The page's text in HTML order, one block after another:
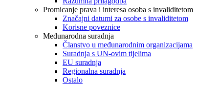
Promicanje prava i interesa osoba s invaliditetom
Značajni datumi za osobe s invaliditetom
Korisne poveznice
Međunarodna suradnja
Članstvo u međunarodnim organizacijama
Suradnja s UN-ovim tijelima
EU suradnja
Regionalna suradnja
Ostalo